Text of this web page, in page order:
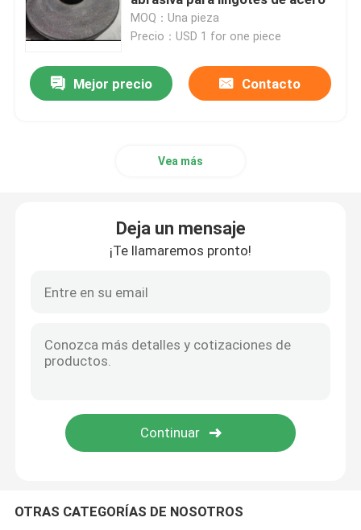
Abrasivos unidos
Los rodamientos de bolas de rodillo
Abrasivos de unión metálica
Instrumento de medición de rodamientos
Abrasivos aglomerados vitrificados
Repuestos de rodamientos
Esparcimiento de diamantes
MOQ：Una pieza
Precio：USD 1 for one piece
Mejor precio Contacto
Vea más
Deja un mensaje
¡Te llamaremos pronto!
OTRAS CATEGORÍAS DE NOSOTROS